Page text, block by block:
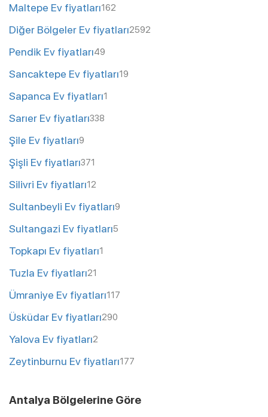
Maltepe Ev fiyatları162
Diğer Bölgeler Ev fiyatları2592
Pendik Ev fiyatları49
Sancaktepe Ev fiyatları19
Sapanca Ev fiyatları1
Sarıer Ev fiyatları338
Şile Ev fiyatları9
Şişli Ev fiyatları371
Silivri Ev fiyatları12
Sultanbeyli Ev fiyatları9
Sultangazi Ev fiyatları5
Topkapı Ev fiyatları1
Tuzla Ev fiyatları21
Ümraniye Ev fiyatları117
Üsküdar Ev fiyatları290
Yalova Ev fiyatları2
Zeytinburnu Ev fiyatları177
Antalya Bölgelerine Göre